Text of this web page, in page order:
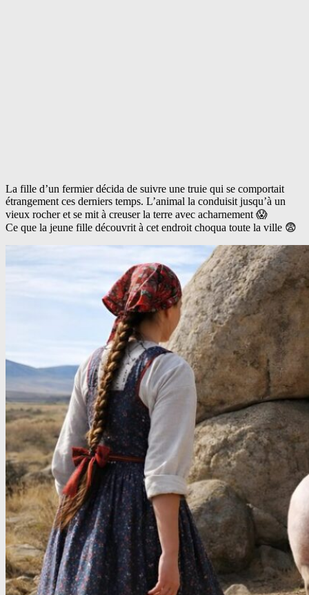
La fille d’un fermier décida de suivre une truie qui se comportait
étrangement ces derniers temps. L’animal la conduisit jusqu’à un
vieux rocher et se mit à creuser la terre avec acharnement 😱
Ce que la jeune fille découvrit à cet endroit choqua toute la ville 😨